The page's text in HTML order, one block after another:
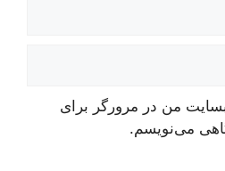
من در مرورگر برای
می‌نویسم.